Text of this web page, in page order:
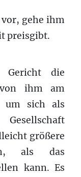
gehe ihm
preisgibt.
die
ihm am
um sich als
größere
als das
kann. Es